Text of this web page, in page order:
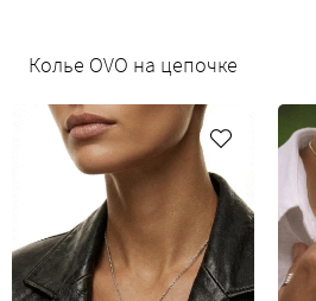
Колье OVO на цепочке